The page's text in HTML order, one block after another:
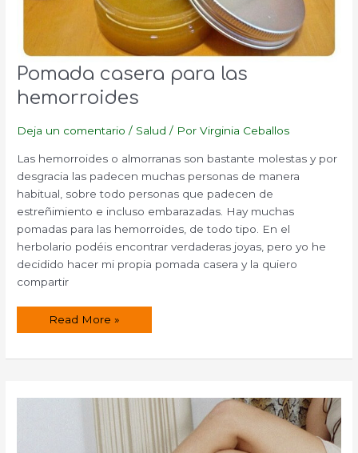
Pomada casera para las
hemorroides
Deja un comentario / Salud / PorVirginia Ceballos
Las hemorroides o almorranas son bastante molestas y por
desgracia las padecen muchas personas de manera
habitual, sobre todo personas que padecen de
estreñimiento e incluso embarazadas. Hay muchas
pomadas para las hemorroides, de todo tipo. En el
herbolario podéis encontrar verdaderas joyas, pero yo he
decidido hacer mi propia pomada casera y la quiero
compartir
Pomada
hemorroides
Read More »